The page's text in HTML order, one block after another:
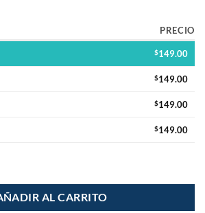
PRECIO
$149.00
$149.00
$149.00
$149.00
AL CARRITO